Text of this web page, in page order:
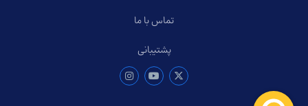
تماس با ما
پشتیبانی